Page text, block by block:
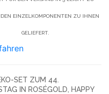
EINZELKOMPONENTEN ZU IHNEN
GELIEFERT.
SET ZUM 44.
IN ROSÉGOLD, HAPPY